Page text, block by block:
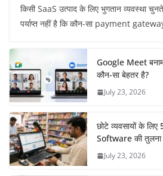
किसी SaaS उत्पाद के लिए भुगतान व्यवस्था
पर्याप्त नहीं है कि कौन-सा payment
Google Meet
कौन-सा बेहतर है?
July 23, 2026
छोटे व्यवसायों के
Software की तुलना
July 23, 2026